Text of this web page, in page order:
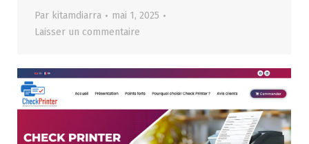
Par kitamdiarra
mai 1, 2025
Laisser un commentaire